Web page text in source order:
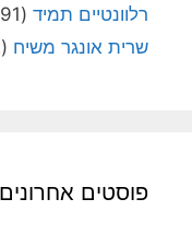
רלוונטיים תמיד (4,091)
שרית אונגר משיח (72)
פוסטים אחרונים